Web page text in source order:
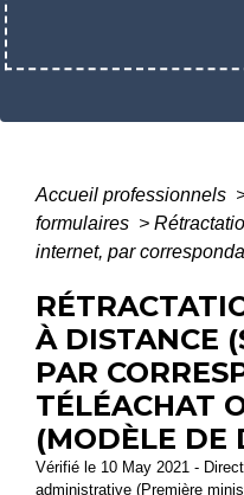
Accueil professionnels
formulaires >
internet, par
À DISTANCE
PAR
TÉLÉACHAT
(MODÈLE DE
Vérifié le 10 May 2021 -
administrative (Première